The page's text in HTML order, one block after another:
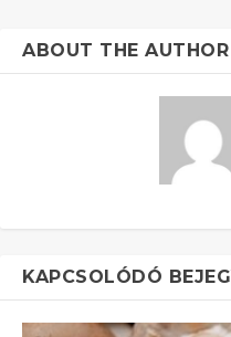
ABOUT THE AUTHOR
KAPCSOLÓDÓ